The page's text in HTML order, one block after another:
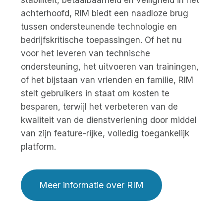
achterhoofd, RIM biedt een naadloze brug
tussen ondersteunende technologie en
bedrijfskritische toepassingen. Of het nu
voor het leveren van technische
ondersteuning, het uitvoeren van trainingen,
of het bijstaan van vrienden en familie, RIM
stelt gebruikers in staat om kosten te
besparen, terwijl het verbeteren van de
kwaliteit van de dienstverlening door middel
van zijn feature-rijke, volledig toegankelijk
platform.
Meer informatie over RIM